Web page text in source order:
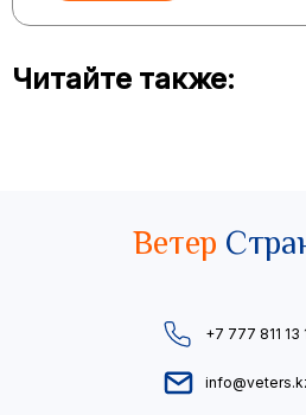
Читайте также:
Ветер
+7 777 811 13